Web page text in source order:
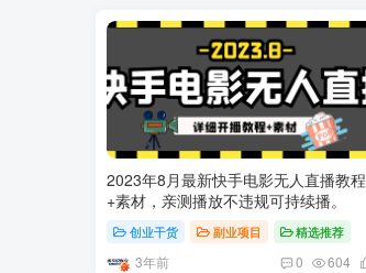
2023年8月最新快手电影无人直播教程
+素材，亲测播放不违规可持续播。
创业干货 副业项目 精选推荐
3年前 0 604